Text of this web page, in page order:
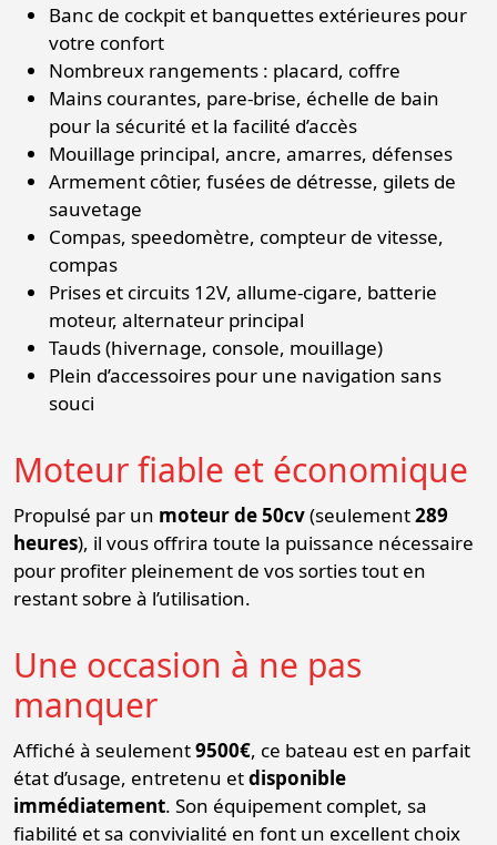
Banc de cockpit et banquettes extérieures pour
votre confort
Nombreux rangements : placard, coffre
Mains courantes, pare-brise, échelle de bain
pour la sécurité et la facilité d’accès
Mouillage principal, ancre, amarres, défenses
Armement côtier, fusées de détresse, gilets de
sauvetage
Compas, speedomètre, compteur de vitesse,
compas
Prises et circuits 12V, allume-cigare, batterie
moteur, alternateur principal
Tauds (hivernage, console, mouillage)
Plein d’accessoires pour une navigation sans
souci
Moteur fiable et économique
Propulsé par un moteur de 50cv(seulement289
heures), il vous offrira toute la puissance nécessaire
pour profiter pleinement de vos sorties tout en
restant sobre à l’utilisation.
Une occasion à ne pas
manquer
Affiché à seulement9500€, ce bateau est en parfait
état d’usage, entretenu etdisponible
immédiatement. Son équipement complet, sa
fiabilité et sa convivialité en font un excellent choix